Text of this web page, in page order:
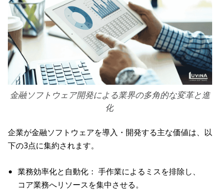
金融ソフトウェア開発による業界の多角的な変革と進
化
企業が金融ソフトウェアを導入・開発する主な価値は、以
下の3点に集約されます。
業務効率化と自動化： 手作業によるミスを排除し、
コア業務へリソースを集中させる。